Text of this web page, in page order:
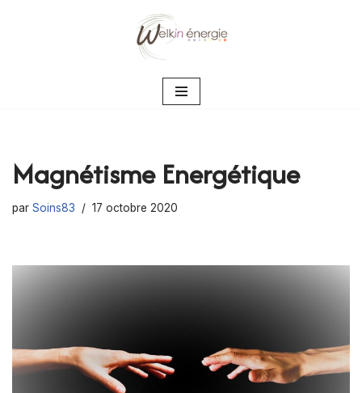
Magnétisme Energétique
par Soins83 17 octobre 2020